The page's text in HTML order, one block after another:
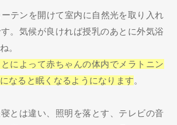
テンを開けて室内に自然光を取り入れ
。気候が良ければ授乳のあとに外気浴
。
によって赤ちゃんの体内でメラトニン
なると眠くなるようになります。
とは違い、照明を落とす、テレビの音